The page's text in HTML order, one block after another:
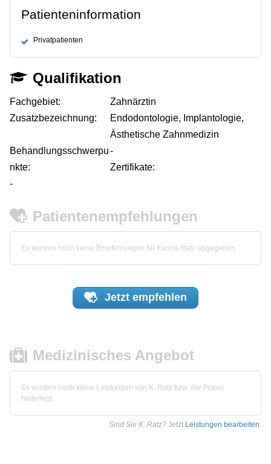
Patienteninformation
Privatpatienten
Qualifikation
Fachgebiet:
Zahnärztin
Zusatzbezeichnung:
Endodontologie, Implantologie,
Ästhetische Zahnmedizin
Behandlungsschwerpu
nkte:
-
Zertifikate:
-
Patientenempfehlungen
Es wurden noch keine Empfehlungen für Karina Ratz abgegeben.
Jetzt empfehlen
Medizinisches Angebot
Es wurden noch keine Leistungen von K. Ratz bzw. der Praxis
hinterlegt.
Sind Sie K. Ratz? Jetzt Leistungen bearbeiten.